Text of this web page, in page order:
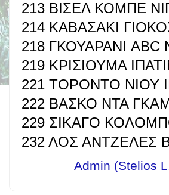
213 ΒΙΣΕΛ ΚΟΜΠΕ
214 ΚΑΒΑΣΑΚΙ
218 ΓΚΟΥΑΡΑΝΙ ABC
219 ΚΡΙΣΙΟΥΜΑ
221 ΤΟΡΟΝΤΟ ΝΙΟΥ
222 ΒΑΣΚΟ ΝΤΑ
229 ΣΙΚΑΓΟ
232 ΛΟΣ ΑΝΤΖΕΛΕΣ
Admin (Stelios